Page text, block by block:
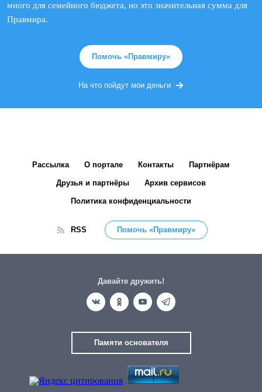
много для семейного бюджета, но это значительная сумма для
Правмира.
Помочь «Правмиру»
На что пойдут мои деньги
Рассылка О портале Контакты Партнёрам
Друзья и партнёры Архив сервисов
Политика конфиденциальности
RSS Помочь «Правмиру»
Давайте дружить!
Памяти основателя